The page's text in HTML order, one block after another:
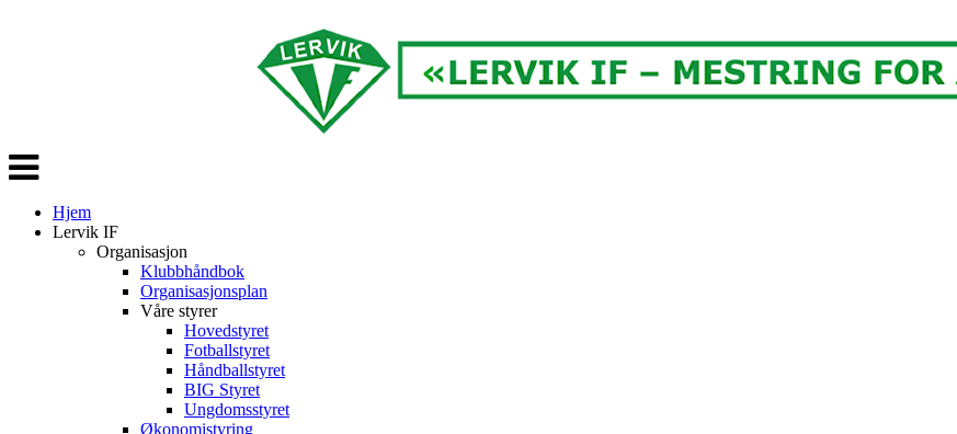
Veksle
navigasjon
Hjem
Lervik IF
Organisasjon
Klubbhåndbok
Organisasjonsplan
Våre styrer
Hovedstyret
Fotballstyret
Håndballstyret
BIG Styret
Ungdomsstyret
Økonomistyring